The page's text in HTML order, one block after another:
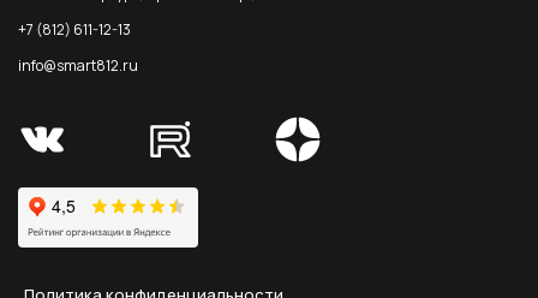
+7 (812) 611-12-13
info@smart812.ru